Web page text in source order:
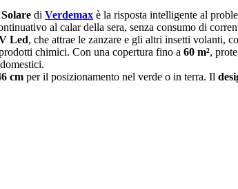
di Verdemax è la risposta intelligente al
al calar della sera, senza consumo di
Led, che attrae le zanzare e gli altri insetti volanti,
chimici. Con una copertura fino a 60 m²,
cm per il posizionamento nel verde o in terra. Il